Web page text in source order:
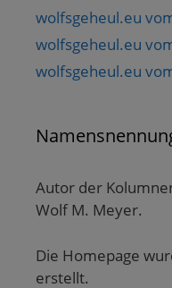
wolfsgeheul.eu
wolfsgeheul.eu
wolfsgeheul.eu
Autor der
Wolf M. Meyer.
Die Homepage
erstellt.